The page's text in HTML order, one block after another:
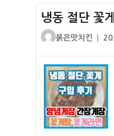
냉동 절단 꽃
글
붉은맛치킨
작
자